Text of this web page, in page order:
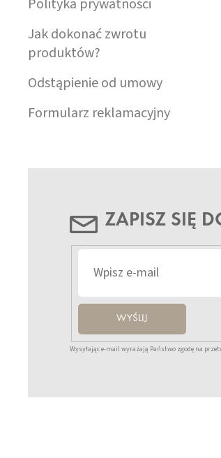
Polityka prywatności
Jak dokonać zwrotu
produktów?
Odstąpienie od umowy
Formularz reklamacyjny
ZAPISZ SIĘ
WYŚLIJ
Wysyłając e-mail wyrażają Państwo zgodę na